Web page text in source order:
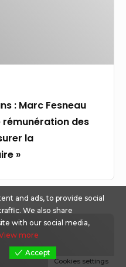
: Marc Fesneau
rémunération des
la
»
and ads, to provide social
We also share
with our social media,
more
Accept
Cookies settings